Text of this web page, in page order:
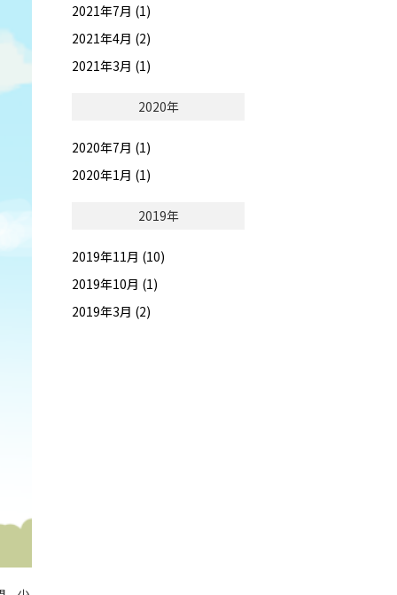
2021年7月 (1)
2021年4月 (2)
2021年3月 (1)
2020年
2020年7月 (1)
2020年1月 (1)
2019年
2019年11月 (10)
2019年10月 (1)
2019年3月 (2)